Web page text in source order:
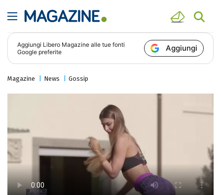
Aggiungi Libero Magazine alle tue fonti
Google preferite
Aggiungi
Magazine News Gossip